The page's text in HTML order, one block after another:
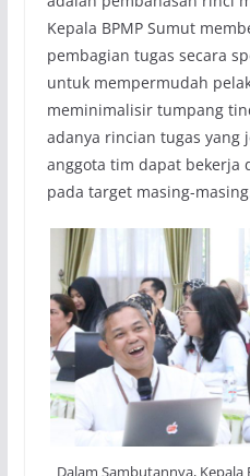
Kepala BPMP Sumut
pembagian tugas secara
untuk mempermudah
meminimalisir tumpang
adanya rincian tugas yang
anggota tim dapat bekerja
pada target masing-
Dalam Sambutannya,